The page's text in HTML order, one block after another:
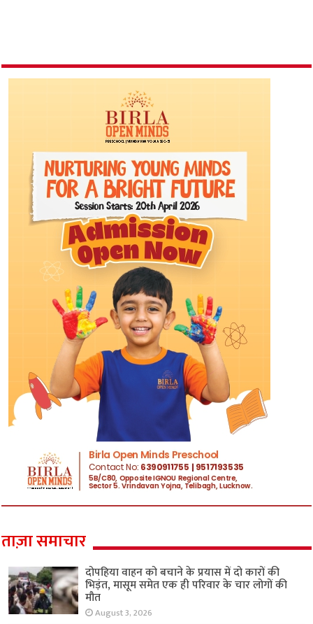
ताज़ा समाचार
दोपहिया वाहन को बचाने के प्रयास में दो कारों की
भिड़ंत, मासूम समेत एक ही परिवार के चार लोगों की
मौत
August 3, 2026